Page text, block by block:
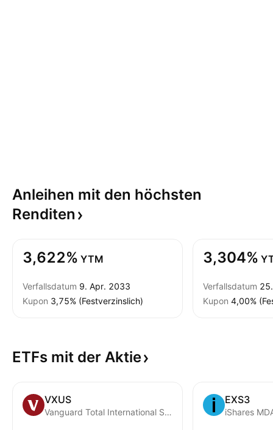
Anleihen mit den höchsten
Renditen
3,622% YTM
Verfallsdatum 9. Apr. 2033
Kupon 3,75% (Festverzinslich)
3,304%
Verfallsdatum
Kupon 4,00%
ETFs mit der Aktie
VXUS
Vanguard Total International Stock ETF
EXS3
iShares